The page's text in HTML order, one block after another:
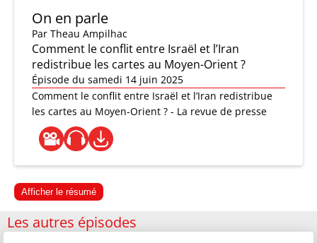
On en parle
Par Theau Ampilhac
Comment le conflit entre Israël et l’Iran
redistribue les cartes au Moyen-Orient ?
Épisode du samedi 14 juin 2025
Comment le conflit entre Israël et l’Iran redistribue
les cartes au Moyen-Orient ? - La revue de presse
Afficher le résumé
Les autres épisodes